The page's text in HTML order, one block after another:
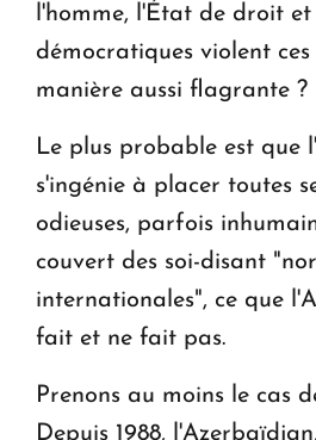
l'homme, l'État de droit et
démocratiques violent
manière aussi flagrante ?
Le plus probable est que
s'ingénie à placer toutes
odieuses, parfois
couvert des soi-disant
internationales", ce que
fait et ne fait pas.
Prenons au moins le cas
Depuis 1988,